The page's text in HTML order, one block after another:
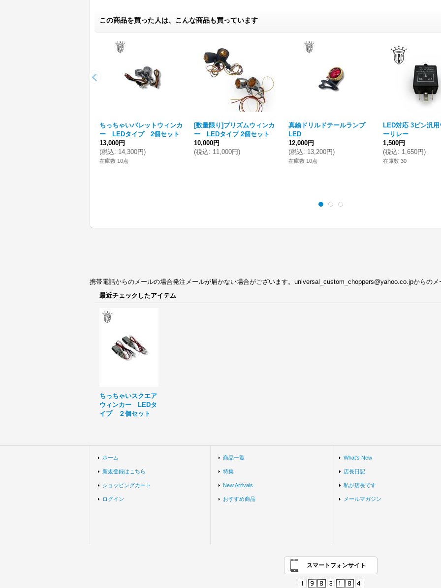
この商品を買った人は、こんな商品も買っています
ちっちゃいバレットウィンカ
ー LEDタイプ 2個セット
13,000円
(税込: 14,300円)
在庫数 10点
[数量限り]プリズムウィンカ
ー LEDタイプ 2個セット
10,000円
(税込: 11,000円)
真鍮ドリルドテールランプ
LED
12,000円
(税込: 13,200円)
在庫数 10点
LED対応 3ピン汎
ーリレー
1,500円
(税込: 1,650円)
在庫数 30
携帯電話からのメールの場合発注メールが届かない場合がございます。universal_custom_choppers@yahoo.co.jpからの
最近チェックしたアイテム
ちっちゃいスクエア
ウィンカー LEDタ
イプ ２個セット
ホーム
新規登録はこちら
ショッピングカート
ログイン
商品一覧
特集
New Arrivals
おすすめ商品
What's New
店長日記
私が店長です
メールマガジン
スマートフォンサイト